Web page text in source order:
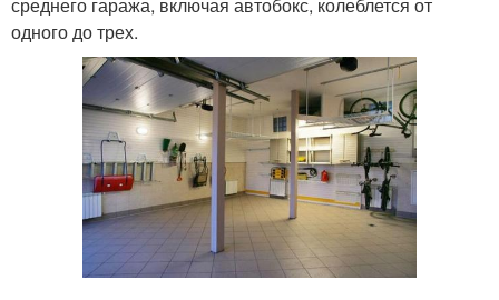
одного до трех.